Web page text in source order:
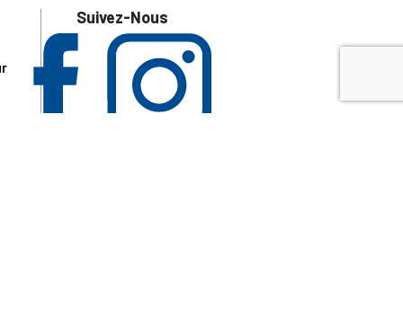
Suivez-Nous